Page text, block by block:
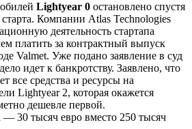
Lightyear 0 остановлено спустя
старта. Компании Atlas Technologies
деятельность стартапа
платить за контрактный выпуск
Valmet. Уже подано заявление в суд
идет к банкротству. Заявлено, что
все средства и ресурсы на
Lightyear 2, которая окажется
дешевле первой.
30 тысяч евро вместо 250 тысяч